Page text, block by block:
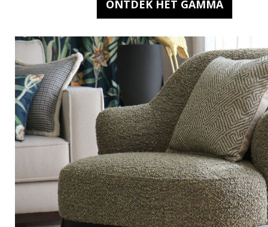
ONTDEK HET GAMMA